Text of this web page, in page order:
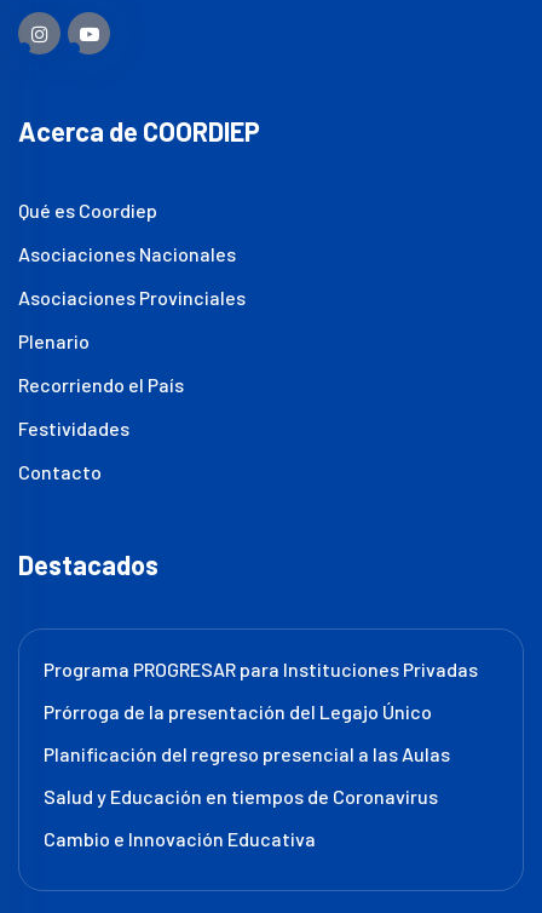
Acerca de COORDIEP
Qué es Coordiep
Asociaciones Nacionales
Asociaciones Provinciales
Plenario
Recorriendo el País
Festividades
Contacto
Destacados
Programa PROGRESAR para Instituciones Privadas
Prórroga de la presentación del Legajo Único
Planificación del regreso presencial a las Aulas
Salud y Educación en tiempos de Coronavirus
Cambio e Innovación Educativa